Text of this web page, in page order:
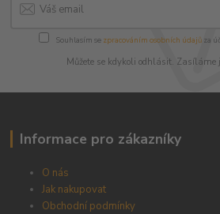
Souhlasím se zpracováním osobních údajůza
Můžete se kdykoli odhlásit. Zasíláme
Informace pro zákazníky
O nás
Jak nakupovat
Obchodní podmínky